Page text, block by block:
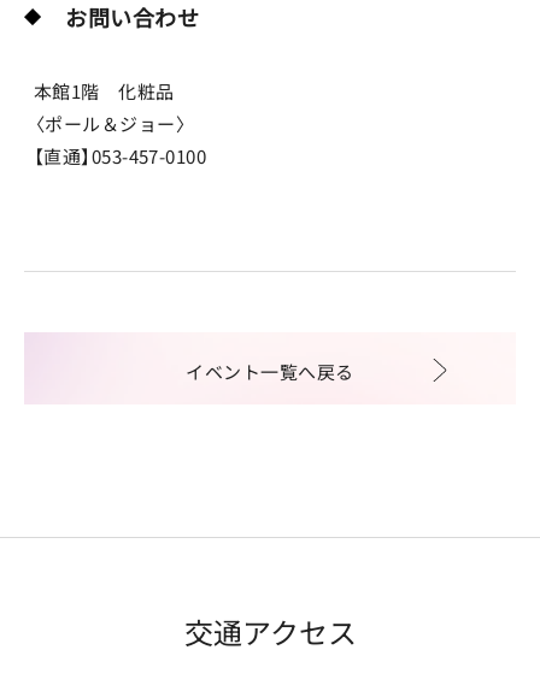
お問い合わせ
本館1階 化粧品
〈ポール＆ジョー〉
【直通】053-457-0100
イベント一覧へ戻る
交通アクセス